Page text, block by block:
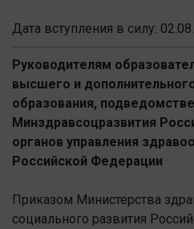
Дата вступления в силу:
Руководителям
высшего и
образования,
Минздравсоцразвития
органов управления
Российской Федерации
Приказом Министерства
социального развития